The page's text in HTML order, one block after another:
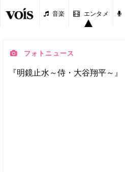
音楽 エンタメ
フォトニュース
『明鏡止水～侍・大谷翔平～』